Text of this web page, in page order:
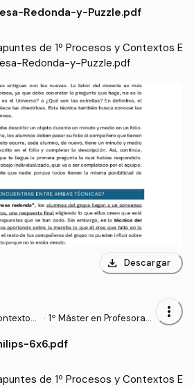
aria Obligatoria y Bachill
onal y Enseñanzas de Idi
omas (UGR)
Redonda-y-Puzzle.pdf
de 1º Procesos y Contextos E
Redonda-y-Puzzle.pdf
download Descargar
· 1º Máster en Profesorad
aria Obligatoria y Bachill
onal y Enseñanzas de Idi
more_vert
6x6.pdf
de 1º Procesos y Contextos E